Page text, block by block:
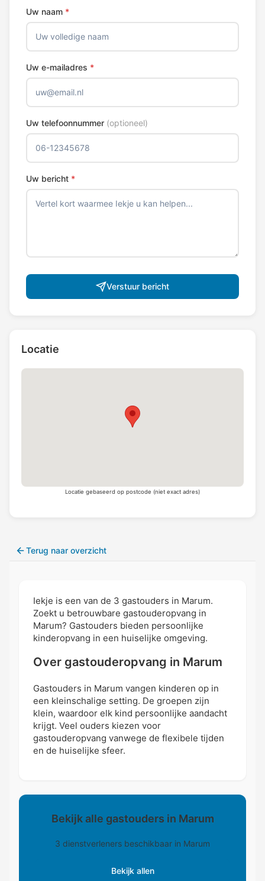
Uw naam *
Uw e-mailadres *
Uw telefoonnummer (optioneel)
Uw bericht *
Verstuur bericht
Locatie
Locatie gebaseerd op postcode (niet exact adres)
Terug naar overzicht
Iekje is een van de 3 gastouders in Marum.
Zoekt u betrouwbare gastouderopvang in
Marum? Gastouders bieden persoonlijke
kinderopvang in een huiselijke omgeving.
Over gastouderopvang in Marum
Gastouders in Marum vangen kinderen op in
een kleinschalige setting. De groepen zijn
klein, waardoor elk kind persoonlijke aandacht
krijgt. Veel ouders kiezen voor
gastouderopvang vanwege de flexibele tijden
en de huiselijke sfeer.
Bekijk alle gastouders in Marum
3 dienstverleners beschikbaar in Marum
Bekijk allen